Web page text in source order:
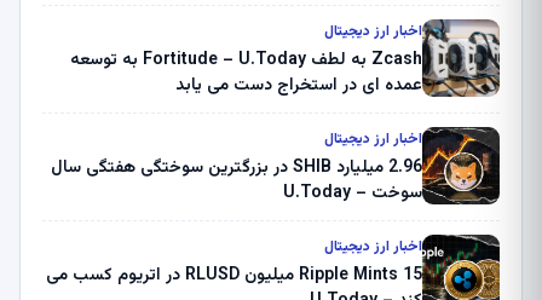
اخبار ارز دیجیتال
Zcash به لطف Fortitude – U.Today به توسعه
عمده ای در استخراج دست می یابد
اخبار ارز دیجیتال
2.96 میلیارد SHIB در بزرگترین سوختگی هفتگی سال
سوخت – U.Today
اخبار ارز دیجیتال
Ripple Mints 15 میلیون RLUSD در اتریوم کسب می